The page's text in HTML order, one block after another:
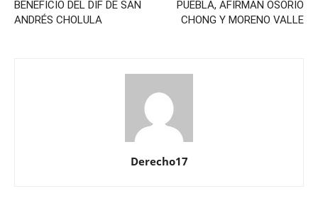
BENEFICIO DEL DIF DE SAN
ANDRÉS CHOLULA
PUEBLA, AFIRMAN OSORIO
CHONG Y MORENO VALLE
Derecho17